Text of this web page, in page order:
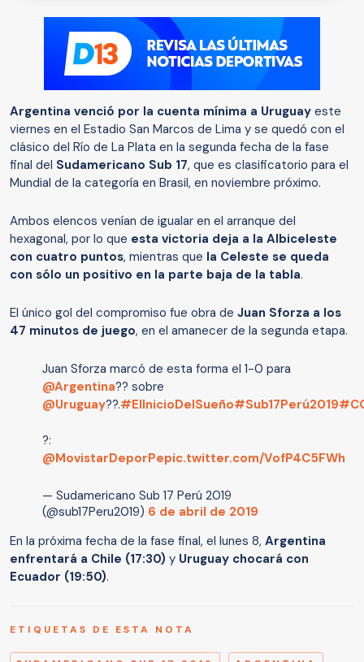
Argentina venció por la cuenta mínima a Uruguay este
viernes en el Estadio San Marcos de Lima y se quedó con el
clásico del Río de La Plata en la segunda fecha de la fase
final del Sudamericano Sub 17, que es clasificatorio para el
Mundial de la categoría en Brasil, en noviembre próximo.
Ambos elencos venían de igualar en el arranque del
hexagonal, por lo que esta victoria deja a la Albiceleste
con cuatro puntos, mientras que la Celeste se queda
con sólo un positivo en la parte baja de la tabla.
El único gol del compromiso fue obra de Juan Sforza a los
47 minutos de juego, en el amanecer de la segunda etapa.
Juan Sforza marcó de esta forma el 1-0 para
@Argentina?? sobre
@Uruguay??.#ElInicioDelSueño#Sub17Perú2019
?:
@MovistarDeporPepic.twitter.com/VofP4C5FWh
— Sudamericano Sub 17 Perú 2019
(@sub17Peru2019) 6 de abril de 2019
En la próxima fecha de la fase final, el lunes 8, Argentina
enfrentará a Chile (17:30) y Uruguay chocará con
Ecuador (19:50).
ETIQUETAS DE ESTA NOTA